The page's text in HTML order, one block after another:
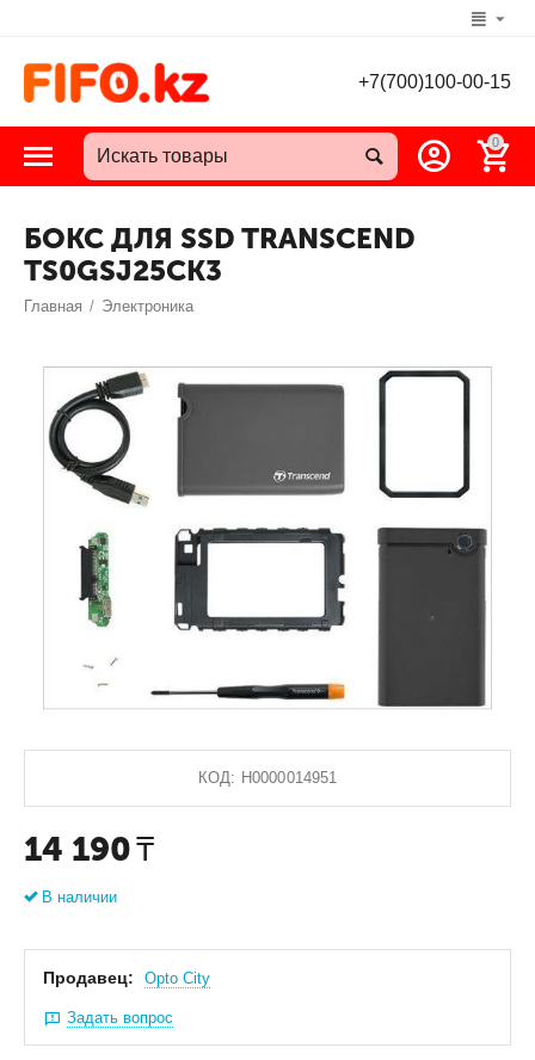
+7(700)100-00-15
0
БОКС ДЛЯ SSD TRANSCEND
TS0GSJ25CK3
Главная / Электроника
КОД: Н0000014951
14 190 ₸
В наличии
Продавец: Оpto City
Задать вопрос